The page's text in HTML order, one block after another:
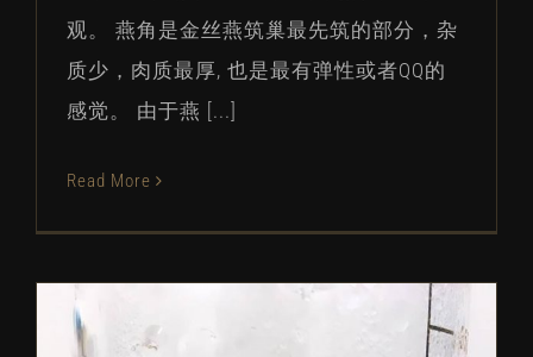
观。 燕角是金丝燕筑巢最先筑的部分，杂
质少，肉质最厚️, 也是最有弹性或者QQ的
感觉。 由于燕 [...]
Read More